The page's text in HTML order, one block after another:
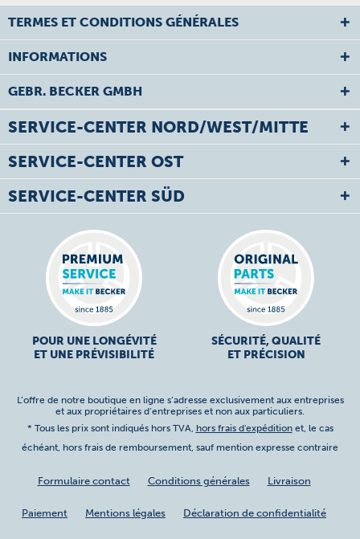
TERMES ET CONDITIONS GÉNÉRALES
INFORMATIONS
GEBR. BECKER GMBH
SERVICE-CENTER NORD/WEST/MITTE
SERVICE-CENTER OST
SERVICE-CENTER SÜD
POUR UNE LONGÉVITÉ
ET UNE PRÉVISIBILITÉ
SÉCURITÉ, QUALITÉ
ET PRÉCISION
L’offre de notre boutique en ligne s’adresse exclusivement aux entreprises
et aux propriétaires d’entreprises et non aux particuliers.
* Tous les prix sont indiqués hors TVA, hors frais d'expéditionet, le cas
échéant, hors frais de remboursement, sauf mention expresse contraire
Formulaire contact Conditions générales Livraison
Paiement Mentions légales Déclaration de confidentialité